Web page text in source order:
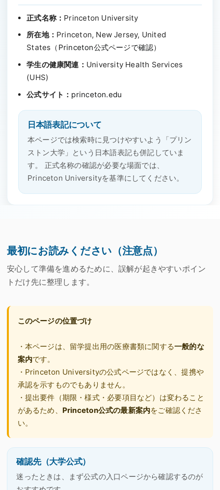
正式名称： Princeton University
所在地： Princeton, New Jersey, United
States（ Princeton公式ページで確認）
学生の健康関連： University Health Services
(UHS)
公式サイト： princeton.edu
日本語表記について
本ページでは検索時に見つけやすいよう「プリン
ストン大学」という日本語表記も併記していま
す。 正式名称の確認が必要な場面では、
Princeton Universityを基準にしてください。
最初にお読みください（注意点）
安心して準備を進めるために、誤解が起きやすいポイン
トだけ先に整理します。
このページの位置づけ
・本ページは、留学提出用の医療書類に関する一般的な
案内です。
・ Princeton Universityの公式ページではなく、提携や
承認を示すものでもありません。
・提出要件（期限・様式・必要項目など）は変わること
があるため、 Princeton公式の最新案内をご確認くださ
い。
確認先（大学公式）
迷ったときは、まず公式の入口ページから確認するのが